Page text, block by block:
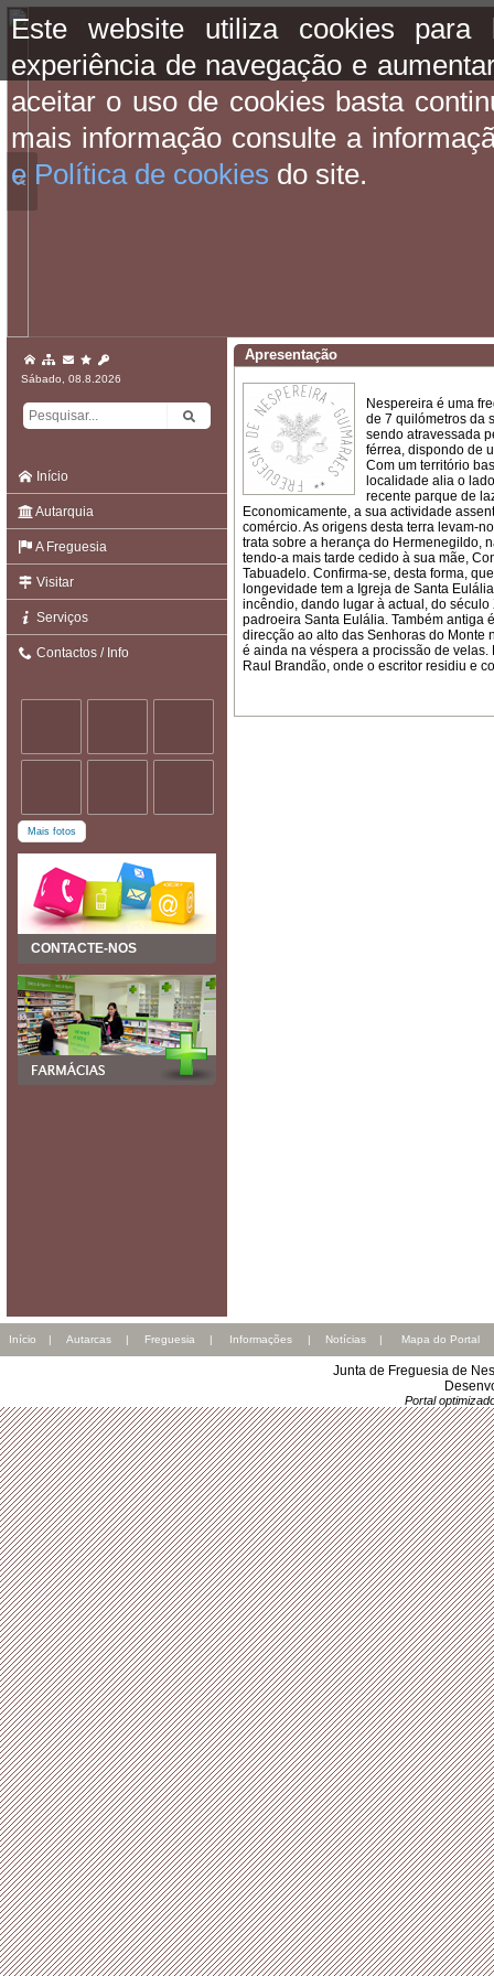
Este website utiliza cookies para
experiência de navegação e
aceitar o uso de cookies basta
mais informação consulte a
e Política de cookies do site.
«
Sábado, 08.8.2026
Início
Autarquia
A Freguesia
Visitar
Serviços
Contactos / Info
Mais fotos
CONTACTE-NOS
Apresentação
Nespereira é uma
de 7 quilómetros da
sendo atravessada
férrea, dispondo de
Com um território
localidade alia o
recente parque de
Economicamente, a sua actividade
comércio. As origens desta terra levam-
trata sobre a herança do Hermenegildo,
tendo-a mais tarde cedido à sua mãe,
Tabuadelo. Confirma-se, desta forma,
longevidade tem a Igreja de Santa
incêndio, dando lugar à actual, do
padroeira Santa Eulália. Também antiga
direcção ao alto das Senhoras do Monte
é ainda na véspera a procissão de
Raul Brandão, onde o escritor residiu e
Início | Autarcas | Freguesia | Informações | Notícias | Mapa do Portal
Junta de Freguesia de
Portal